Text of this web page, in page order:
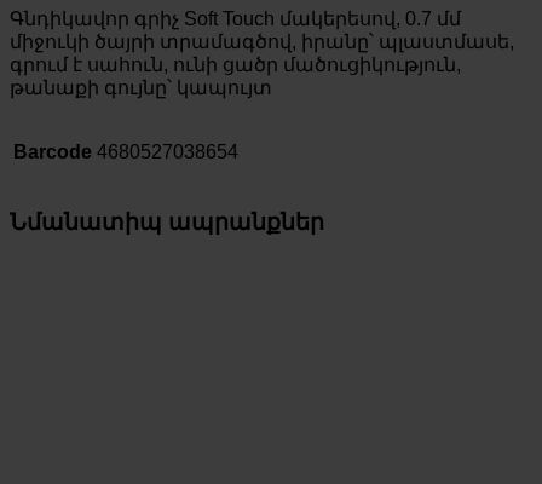
Գնդիկավոր գրիչ Soft Touch մակերեսով, 0.7 մմ
միջուկի ծայրի տրամագծով, իրանը՝ պլաստմասե,
գրում է սահուն, ունի ցածր մածուցիկություն,
թանաքի գույնը՝ կապույտ
Barcode 4680527038654
Նմանատիպ ապրանքներ